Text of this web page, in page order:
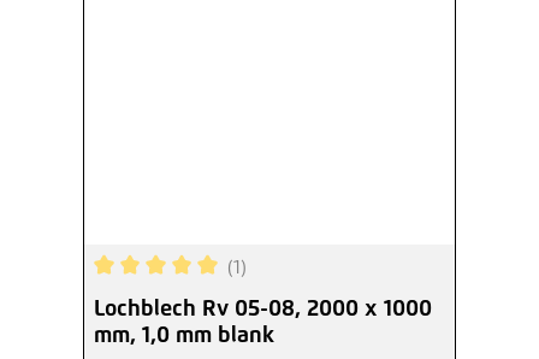
Durchschnittliche Bewertung von 5 von 5
(1)
Lochblech Rv 05-08, 2000 x 1000
mm, 1,0 mm blank